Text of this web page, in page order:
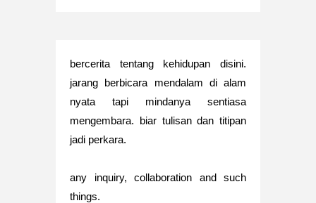
bercerita tentang kehidupan disini.
jarang berbicara mendalam di alam
nyata tapi mindanya sentiasa
mengembara. biar tulisan dan titipan
jadi perkara.
any inquiry, collaboration and such
things.